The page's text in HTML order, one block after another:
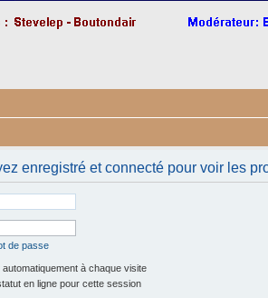
enregistré et connecté pour voir les
de passe
à chaque visite
en ligne pour cette session